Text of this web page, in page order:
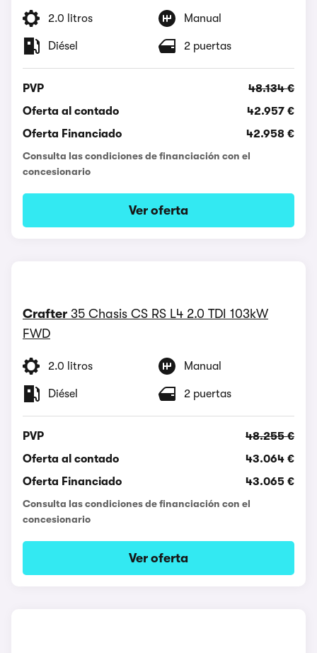
2.0 litros Manual
Diésel 2 puertas
PVP
48.134 €
Oferta al contado
42.957 €
Oferta Financiado
42.958 €
Consulta las condiciones de financiación con el
concesionario
Ver oferta
Crafter 35 Chasis CS RS L4 2.0 TDI 103kW
FWD
2.0 litros Manual
Diésel 2 puertas
PVP
48.255 €
Oferta al contado
43.064 €
Oferta Financiado
43.065 €
Consulta las condiciones de financiación con el
concesionario
Ver oferta